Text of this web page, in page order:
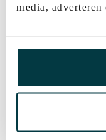
media,